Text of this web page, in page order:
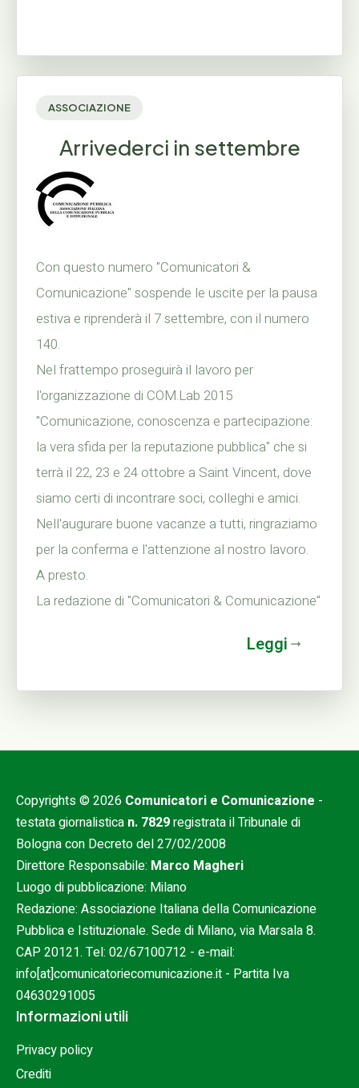
ASSOCIAZIONE
Arrivederci in settembre
Con questo numero "Comunicatori &
Comunicazione" sospende le uscite per la pausa
estiva e riprenderà il 7 settembre, con il numero
140.
Nel frattempo proseguirà il lavoro per
l'organizzazione di COM.Lab 2015
"Comunicazione, conoscenza e partecipazione:
la vera sfida per la reputazione pubblica" che si
terrà il 22, 23 e 24 ottobre a Saint Vincent, dove
siamo certi di incontrare soci, colleghi e amici.
Nell'augurare buone vacanze a tutti, ringraziamo
per la conferma e l'attenzione al nostro lavoro.
A presto.
La redazione di "Comunicatori & Comunicazione"
Leggi
Copyrights © 2026 Comunicatori e Comunicazione -
testata giornalistica n. 7829registrata il Tribunale di
Bologna con Decreto del 27/02/2008
Direttore Responsabile: Marco Magheri
Luogo di pubblicazione: Milano
Redazione: Associazione Italiana della Comunicazione
Pubblica e Istituzionale. Sede di Milano, via Marsala 8.
CAP 20121. Tel: 02/67100712 - e-mail:
info[at]comunicatoriecomunicazione.it - Partita Iva
04630291005
Informazioni utili
Privacy policy
Crediti